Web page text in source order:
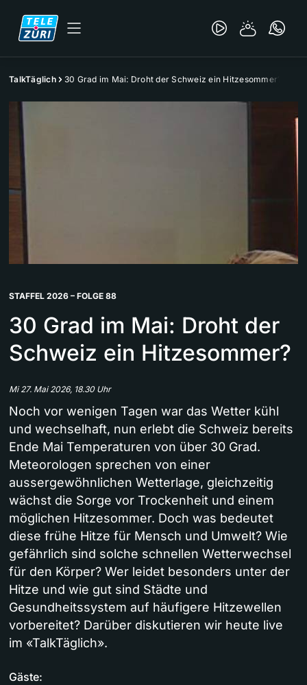
TalkTäglich 30 Grad im Mai: Droht der Schweiz ein Hitzesommer?
STAFFEL 2026 – FOLGE 88
30 Grad im Mai: Droht der
Schweiz ein Hitzesommer?
Mi 27. Mai 2026, 18.30 Uhr
Noch vor wenigen Tagen war das Wetter kühl
und wechselhaft, nun erlebt die Schweiz bereits
Ende Mai Temperaturen von über 30 Grad.
Meteorologen sprechen von einer
aussergewöhnlichen Wetterlage, gleichzeitig
wächst die Sorge vor Trockenheit und einem
möglichen Hitzesommer. Doch was bedeutet
diese frühe Hitze für Mensch und Umwelt? Wie
gefährlich sind solche schnellen Wetterwechsel
für den Körper? Wer leidet besonders unter der
Hitze und wie gut sind Städte und
Gesundheitssystem auf häufigere Hitzewellen
vorbereitet? Darüber diskutieren wir heute live
im «TalkTäglich».
Gäste: